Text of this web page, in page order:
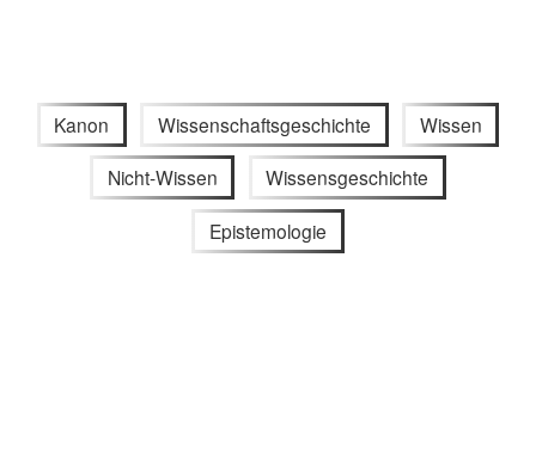
Kanon Wissenschaftsgeschichte Wissen
Nicht-Wissen Wissensgeschichte
Epistemologie